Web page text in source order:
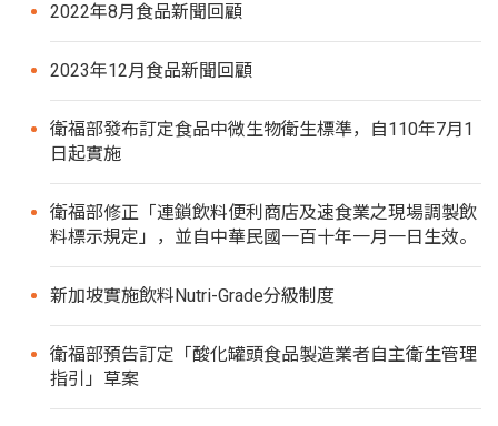
2022年8月食品新聞回顧
2023年12月食品新聞回顧
衛福部發布訂定食品中微生物衛生標準，自110年7月1
日起實施
衛福部修正「連鎖飲料便利商店及速食業之現場調製飲
料標示規定」，並自中華民國一百十年一月一日生效。
新加坡實施飲料Nutri-Grade分級制度
衛福部預告訂定「酸化罐頭食品製造業者自主衛生管理
指引」草案